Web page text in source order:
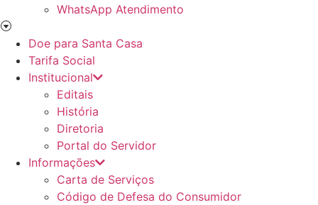
WhatsApp Atendimento
Doe para Santa Casa
Tarifa Social
Institucional
Editais
História
Diretoria
Portal do Servidor
Informações
Carta de Serviços
Código de Defesa do Consumidor